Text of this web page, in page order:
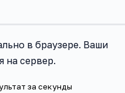
в браузере. Ваши
на сервер.
за секунды